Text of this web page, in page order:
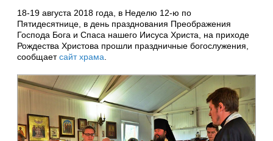
18-19 августа 2018 года, в Неделю 12-ю по
Пятидесятнице, в день празднования Преображения
Господа Бога и Спаса нашего Иисуса Христа, на приходе
Рождества Христова прошли праздничные богослужения,
сообщаетсайт храма